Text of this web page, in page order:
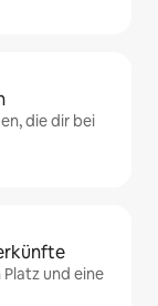
die dir bei
und eine